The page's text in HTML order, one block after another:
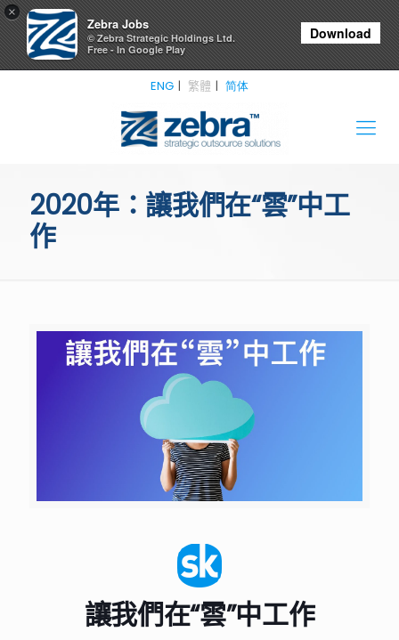
×
Zebra Jobs
© Zebra Strategic Holdings Ltd.
Free - In Google Play
Download
ENG 繁體 简体
2020年：讓我們在“雲”中工
作
讓我們在“雲”中工作